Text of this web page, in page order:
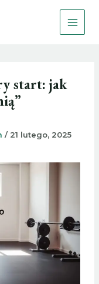
start: jak
/ 21 lutego, 2025